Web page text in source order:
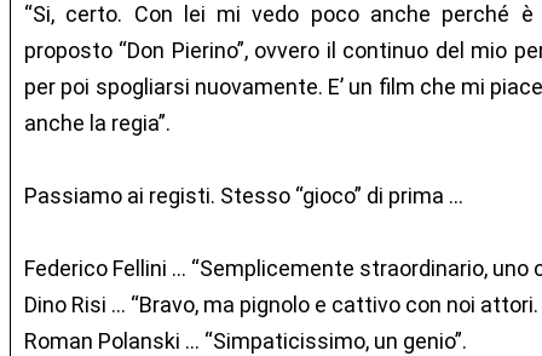
“Si, certo. Con lei mi vedo poco anche perché
proposto “Don Pierino”, ovvero il continuo del mio
per poi spogliarsi nuovamente. E’ un film che mi
anche la regia”.
Passiamo ai registi. Stesso “gioco” di prima …
Federico Fellini … “Semplicemente straordinario, uno
Dino Risi … “Bravo, ma pignolo e cattivo con noi
Roman Polanski … “Simpaticissimo, un genio”.